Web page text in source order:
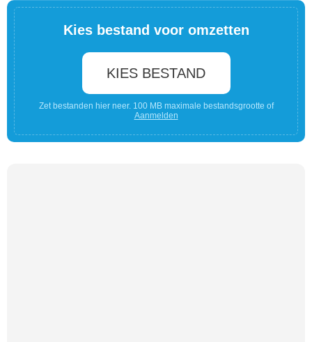
Kies bestand voor omzetten
KIES BESTAND
Zet bestanden hier neer. 100 MB maximale bestandsgrootte of
Aanmelden